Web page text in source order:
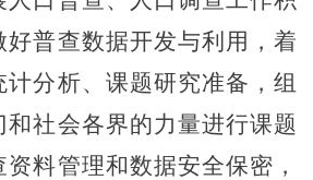
好普查数据开发与利用，着
分析、课题研究准备，组
社会各界的力量进行课题
料管理和数据安全保密，